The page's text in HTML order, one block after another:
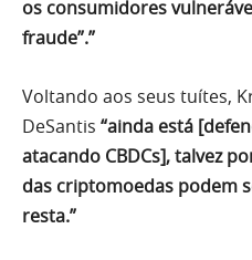
os consumidores
fraude”.”
Voltando aos seus tuítes,
DeSantis “ainda está
atacando CBDCs], talvez
das criptomoedas podem
resta.”